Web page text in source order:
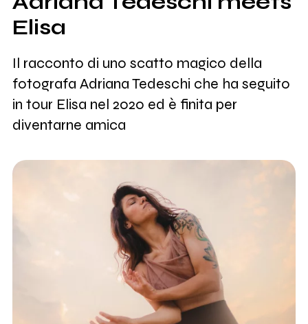
RADIO
Elisa
Il racconto di uno scatto magico della
fotografa Adriana Tedeschi che ha seguito
in tour Elisa nel 2020 ed è finita per
diventarne amica